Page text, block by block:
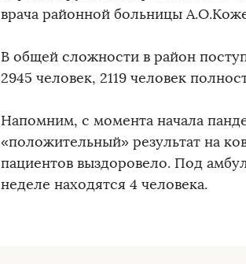
врача районной больницы
В общей сложности в район
2945 человек, 2119 человек
Напомним, с момента начала
«положительный» результат на
пациентов выздоровело. Под
неделе находятся 4 человека.